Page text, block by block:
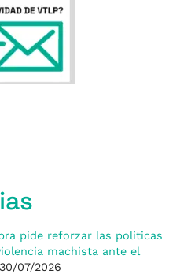
pide reforzar las políticas
machista ante el
30/07/2026